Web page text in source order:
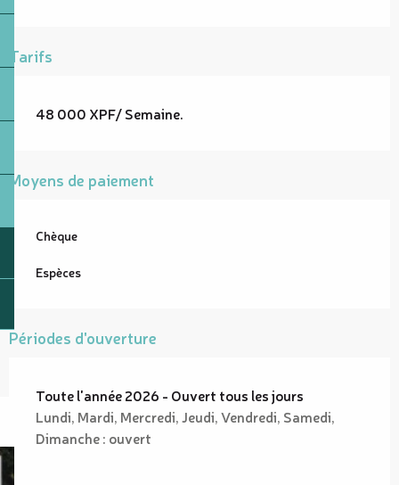
Tarifs
48 000 XPF/ Semaine.
Moyens de paiement
Chèque
Espèces
Périodes d'ouverture
Toute l'année 2026 - Ouvert tous les jours
Lundi, Mardi, Mercredi, Jeudi, Vendredi, Samedi,
Dimanche : ouvert